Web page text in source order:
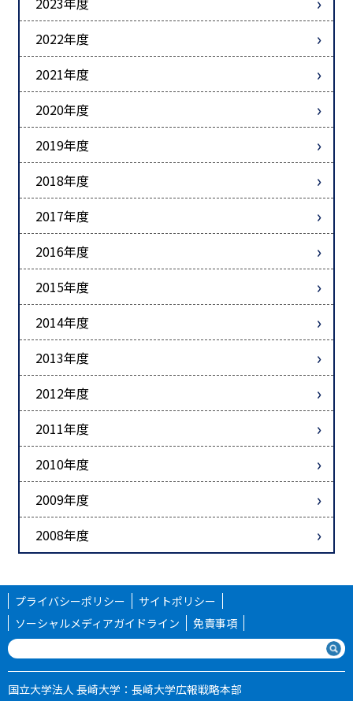
2022年度
2021年度
2020年度
2019年度
2018年度
2017年度
2016年度
2015年度
2014年度
2013年度
2012年度
2011年度
2010年度
2009年度
2008年度
プライバシーポリシー
サイトポリシー
ソーシャルメディアガイドライン
免責事項
国立大学法人 長崎大学：長崎大学広報戦略本部